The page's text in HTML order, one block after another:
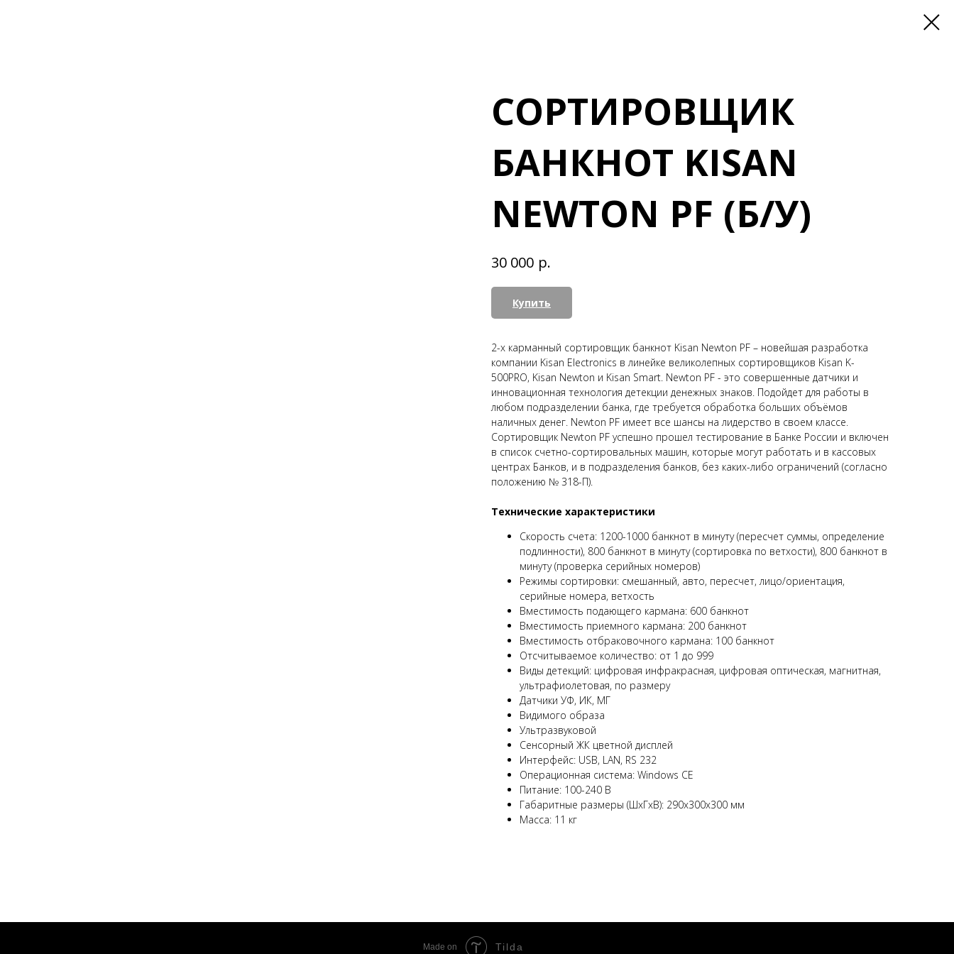
СОРТИРОВЩИК
БАНКНОТ KISAN
NEWTON PF (Б/У)
30 000 р.
Купить
2-х карманный сортировщик банкнот Kisan Newton PF – новейшая разработка
компании Kisan Electronics в линейке великолепных сортировщиков Kisan K-
500PRO, Kisan Newton и Kisan Smart. Newton PF - это совершенные датчики и
инновационная технология детекции денежных знаков. Подойдет для работы в
любом подразделении банка, где требуется обработка больших объёмов
наличных денег. Newton PF имеет все шансы на лидерство в своем классе.
Сортировщик Newton PF успешно прошел тестирование в Банке России и включен
в список счетно-сортировальных машин, которые могут работать и в кассовых
центрах Банков, и в подразделения банков, без каких-либо ограничений (согласно
положению № 318-П).
Технические характеристики
Скорость счета: 1200-1000 банкнот в минуту (пересчет суммы, определение
подлинности), 800 банкнот в минуту (сортировка по ветхости), 800 банкнот в
минуту (проверка серийных номеров)
Режимы сортировки: смешанный, авто, пересчет, лицо/ориентация,
серийные номера, ветхость
Вместимость подающего кармана: 600 банкнот
Вместимость приемного кармана: 200 банкнот
Вместимость отбраковочного кармана: 100 банкнот
Отсчитываемое количество: от 1 до 999
Виды детекций: цифровая инфракрасная, цифровая оптическая, магнитная,
ультрафиолетовая, по размеру
Датчики УФ, ИК, МГ
Видимого образа
Ультразвуковой
Сенсорный ЖК цветной дисплей
Интерфейс: USB, LAN, RS 232
Операционная система: Windows CE
Питание: 100-240 В
Габаритные размеры (ШxГxВ): 290x300x300 мм
Масса: 11 кг
Made on Tilda